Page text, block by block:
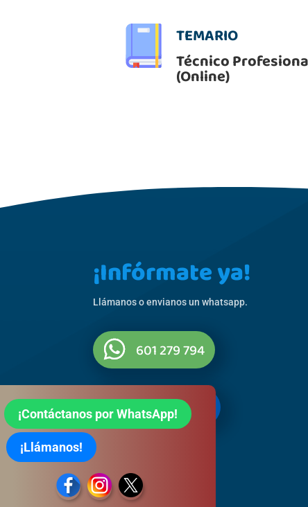
TEMARIO
Técnico
(Online)
¡Infórmate ya!
Llámanos o envianos un whatsapp.
601 279 794
 822 065 705
¡Contáctanos por WhatsApp!
¡Llámanos!